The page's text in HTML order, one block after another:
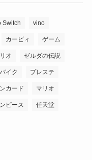
Switch vino
カービィ ゲーム
オ ゼルダの伝説
バイク プレステ
カード マリオ
ピース 任天堂